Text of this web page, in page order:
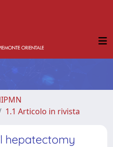
1.1 Articolo in rivista
hepatectomy